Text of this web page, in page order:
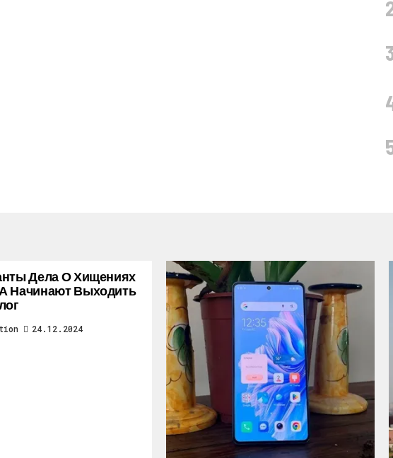
Дела О Хищениях
Начинают Выходить
24.12.2024